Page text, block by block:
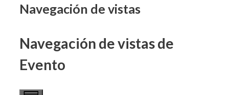
Navegación de vistas
Navegación de vistas de
Evento